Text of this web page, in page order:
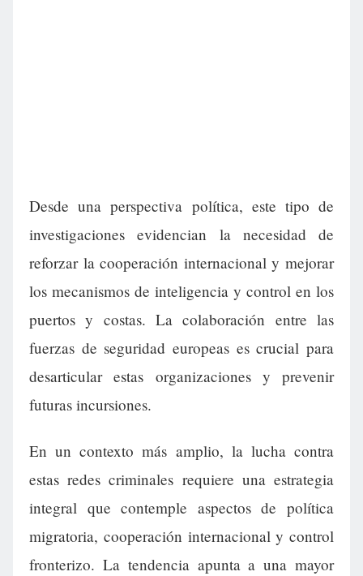
Desde una perspectiva política, este tipo de
investigaciones evidencian la necesidad de
reforzar la cooperación internacional y mejorar
los mecanismos de inteligencia y control en los
puertos y costas. La colaboración entre las
fuerzas de seguridad europeas es crucial para
desarticular estas organizaciones y prevenir
futuras incursiones.
En un contexto más amplio, la lucha contra
estas redes criminales requiere una estrategia
integral que contemple aspectos de política
migratoria, cooperación internacional y control
fronterizo. La tendencia apunta a una mayor